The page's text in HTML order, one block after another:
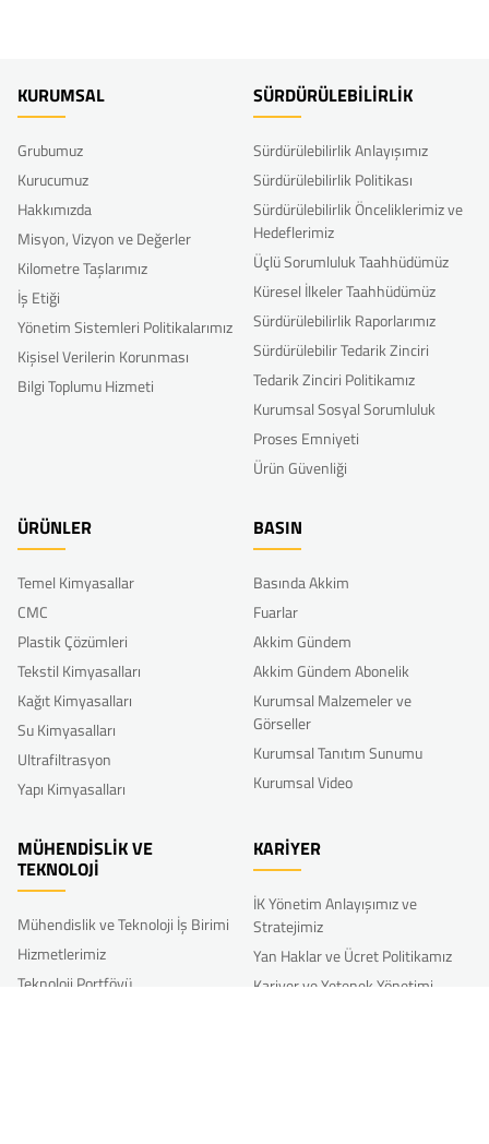
KURUMSAL
Grubumuz
Kurucumuz
Hakkımızda
Misyon, Vizyon ve Değerler
Kilometre Taşlarımız
İş Etiği
Yönetim Sistemleri Politikalarımız
Kişisel Verilerin Korunması
Bilgi Toplumu Hizmeti
SÜRDÜRÜLEBİLİRLİK
Sürdürülebilirlik Anlayışımız
Sürdürülebilirlik Politikası
Sürdürülebilirlik Önceliklerimiz ve
Hedeflerimiz
Üçlü Sorumluluk Taahhüdümüz
Küresel İlkeler Taahhüdümüz
Sürdürülebilirlik Raporlarımız
Sürdürülebilir Tedarik Zinciri
Tedarik Zinciri Politikamız
Kurumsal Sosyal Sorumluluk
Proses Emniyeti
Ürün Güvenliği
ÜRÜNLER
Temel Kimyasallar
CMC
Plastik Çözümleri
Tekstil Kimyasalları
Kağıt Kimyasalları
Su Kimyasalları
Ultrafiltrasyon
Yapı Kimyasalları
BASIN
Basında Akkim
Fuarlar
Akkim Gündem
Akkim Gündem Abonelik
Kurumsal Malzemeler ve
Görseller
Kurumsal Tanıtım Sunumu
Kurumsal Video
MÜHENDİSLİK VE
TEKNOLOJİ
Mühendislik ve Teknoloji İş Birimi
Hizmetlerimiz
Teknoloji Portföyü
KARİYER
İK Yönetim Anlayışımız ve
Stratejimiz
Yan Haklar ve Ücret Politikamız
Kariyer ve Yetenek Yönetimi